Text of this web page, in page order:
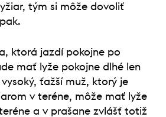
tým si môže dovoliť
ktorá jazdí pokojne po
mať lyže pokojne dlhé len
ťažší muž, ktorý je
v teréne, môže mať lyže
a v prašane zvlášť totiž